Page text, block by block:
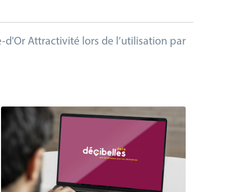
d'Or Attractivité lors de l’utilisation par